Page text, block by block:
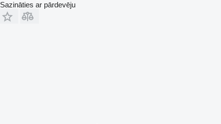
Sazināties ar pārdevēju